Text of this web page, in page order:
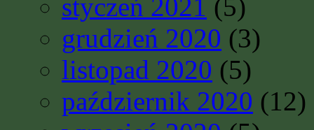
styczeń 2021 (5)
grudzień 2020 (3)
listopad 2020 (5)
październik 2020 (12)